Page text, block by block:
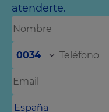
atenderte.
0034